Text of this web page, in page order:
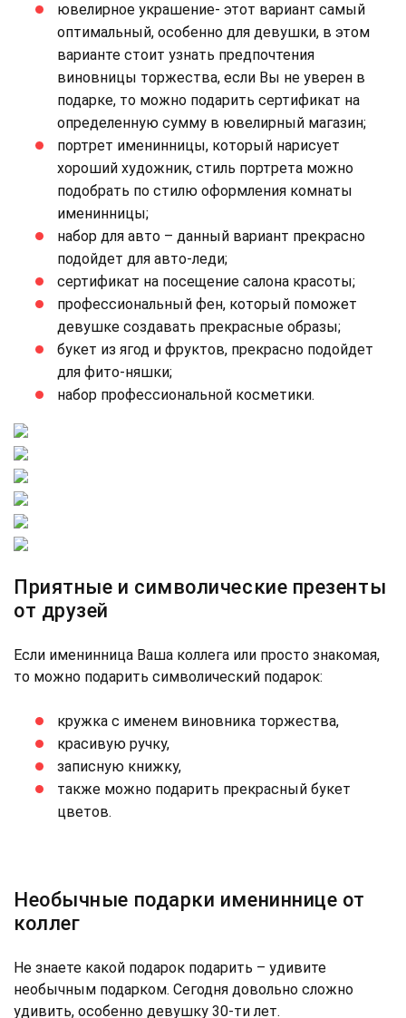
ювелирное украшение- этот вариант самый
оптимальный, особенно для девушки, в этом
варианте стоит узнать предпочтения
виновницы торжества, если Вы не уверен в
подарке, то можно подарить сертификат на
определенную сумму в ювелирный магазин;
портрет именинницы, который нарисует
хороший художник, стиль портрета можно
подобрать по стилю оформления комнаты
именинницы;
набор для авто – данный вариант прекрасно
подойдет для авто-леди;
сертификат на посещение салона красоты;
профессиональный фен, который поможет
девушке создавать прекрасные образы;
букет из ягод и фруктов, прекрасно подойдет
для фито-няшки;
набор профессиональной косметики.
Приятные и символические презенты
от друзей
Если именинница Ваша коллега или просто знакомая,
то можно подарить символический подарок:
кружка с именем виновника торжества,
красивую ручку,
записную книжку,
также можно подарить прекрасный букет
цветов.
Необычные подарки имениннице от
коллег
Не знаете какой подарок подарить – удивите
необычным подарком. Сегодня довольно сложно
удивить, особенно девушку 30-ти лет.